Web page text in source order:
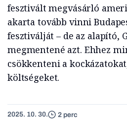
fesztivált megvásárló
akarta tovább vinni
fesztiválját – de az alapító,
megmentené azt. Ehhez
csökkenteni a
költségeket.
2025. 10. 30. 2 perc